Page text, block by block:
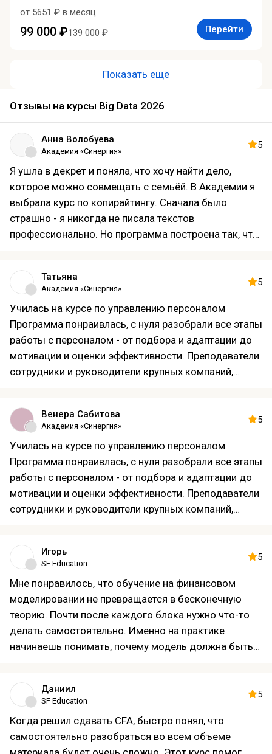
от 5651 ₽ в месяц
99 000 ₽139 000 ₽ Перейти
Показать ещё
Отзывы на курсы Big Data 2026
Анна Волобуева
Академия «Синергия»
5
Я ушла в декрет и поняла, что хочу найти дело,
которое можно совмещать с семьёй. В Академии я
выбрала курс по копирайтингу. Сначала было
страшно - я никогда не писала текстов
профессионально. Но программа построена так, что
становились лучше с каждым разом. Сейчас я
работаю фрилансером, пишу статьи для крупных
сайтов, и всё это благодаря обучению тут.
Татьяна
Академия «Синергия»
5
Училась на курсе по управлению персоналом
Программа понраивлась, с нуля разобрали все этапы
работы с персоналом - от подбора и адаптации до
мотивации и оценки эффективности. Преподаватели
сотрудники и руководители крупных компаний,
нейросетями, анализируем резюме с помощью AI-
инструментов, это очень актуально для
современного HR.
Венера Сабитова
Академия «Синергия»
5
Училась на курсе по управлению персоналом
Программа понраивлась, с нуля разобрали все этапы
работы с персоналом - от подбора и адаптации до
мотивации и оценки эффективности. Преподаватели
сотрудники и руководители крупных компаний,
нейросетями, анализируем резюме с помощью AI-
инструментов, это очень актуально для
современного HR.
Игорь
SF Education
5
Мне понравилось, что обучение на финансовом
моделировании не превращается в бесконечную
теорию. Почти после каждого блока нужно что-то
делать самостоятельно. Именно на практике
начинаешь понимать, почему модель должна быть
несколько раз, но сейчас понимаю, что именно это и
дало результат. Уже использую полученные знания
в своей работе.
Даниил
SF Education
5
Когда решил сдавать CFA, быстро понял, что
самостоятельно разобраться во всем объеме